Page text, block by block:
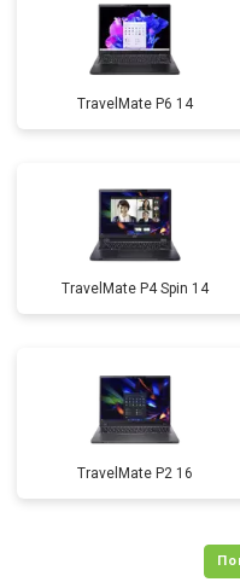
TravelMate P6 14
TravelMate P4 Spin 14
TravelMate P2 16